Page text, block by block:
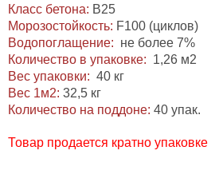
Класс бетона: В25
Морозостойкость: F100 (циклов)
Водопоглащение: не более 7%
Количество в упаковке: 1,26 м2
Вес упаковки: 40 кг
Вес 1м2: 32,5 кг
Количество на поддоне: 40 упак.
Товар продается кратно упаковке